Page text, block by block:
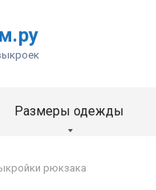
Размеры одежды
рюкзака